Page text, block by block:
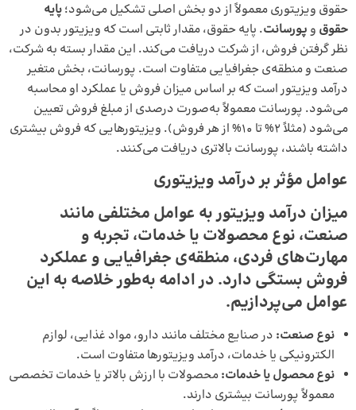
حقوق ویزیتوری معمولاً از دو بخش اصلی تشکیل می‌شود؛پایه
حقوق وپورسانت. پایه حقوق، مقدار ثابتی است که ویزیتور بدون در
نظر گرفتن فروش، از شرکت دریافت می‌کند. این مقدار بسته به شرکت،
صنعت و منطقه‌ی جغرافیایی متفاوت است. پورسانت، بخش متغیر
درآمد ویزیتور است که بر اساس میزان فروش یا عملکرد او محاسبه
می‌شود. پورسانت معمولاً به‌صورت درصدی از مبلغ فروش تعیین
می‌شود (مثلاً ۲% تا ۱۰% از هر فروش). ویزیتورهایی که فروش بیشتری
داشته باشند، پورسانت بالاتری دریافت می‌کنند.
عوامل مؤثر بر درآمد ویزیتوری
میزان درآمد ویزیتور به عوامل مختلفی مانند
صنعت، نوع محصولات یا خدمات، تجربه و
مهارت‌های فردی، منطقه‌ی جغرافیایی و عملکرد
فروش بستگی دارد. در ادامه به‌طور خلاصه به این
عوامل می‌پردازیم.
نوع صنعت: در صنایع مختلف مانند دارو، مواد غذایی، لوازم
الکترونیکی یا خدمات، درآمد ویزیتورها متفاوت است.
نوع محصول یا خدمات:محصولات با ارزش بالاتر یا خدمات تخصصی
معمولاً پورسانت بیشتری دارند.